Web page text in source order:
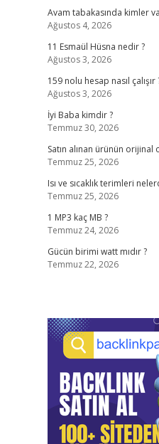
Avam tabakasında kimler
Ağustos 4, 2026
11 Esmaül Hüsna nedir ?
Ağustos 3, 2026
159 nolu hesap nasıl çalışır
Ağustos 3, 2026
İyi Baba kimdir ?
Temmuz 30, 2026
Satın alınan ürünün orijinal
Temmuz 25, 2026
Isı ve sıcaklık terimleri
Temmuz 25, 2026
1 MP3 kaç MB ?
Temmuz 24, 2026
Gücün birimi watt mıdır ?
Temmuz 22, 2026